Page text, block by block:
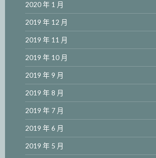
2020 年 1 月
2019 年 12 月
2019 年 11 月
2019 年 10 月
2019 年 9 月
2019 年 8 月
2019 年 7 月
2019 年 6 月
2019 年 5 月